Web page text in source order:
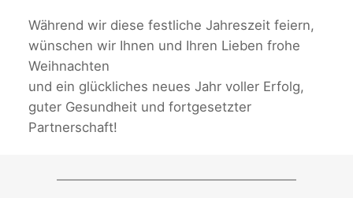
Während wir diese festliche Jahreszeit feiern,
wünschen wir Ihnen und Ihren Lieben frohe
Weihnachten
und ein glückliches neues Jahr voller Erfolg,
guter Gesundheit und fortgesetzter
Partnerschaft!